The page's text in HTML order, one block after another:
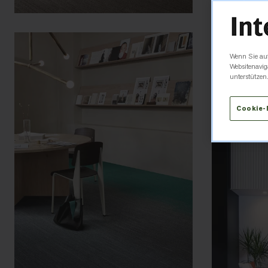
Wenn Sie
unterstützen.
Cookie-